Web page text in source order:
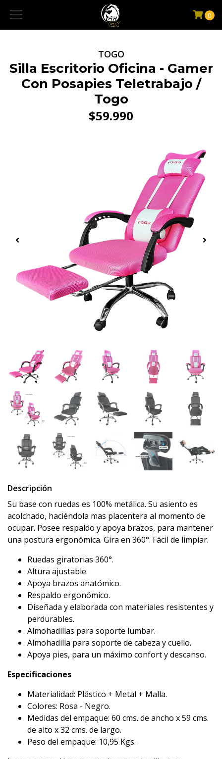
0
TOGO
Silla Escritorio Oficina - Gamer
Con Posapies Teletrabajo /
Togo
$59.990
Descripción
Su base con ruedas es 100% metálica. Su asiento es
acolchado, haciéndola mas placentera al momento de
ocupar. Posee respaldo y apoya brazos, para mantener
una postura ergonómica. Gira en 360°. Fácil de limpiar.
Ruedas giratorias 360°.
Altura ajustable.
Apoya brazos anatómico.
Respaldo ergonómico.
Diseñada y elaborada con materiales resistentes y
perdurables.
Almohadillas para soporte lumbar.
Almohadilla para soporte de cabeza y cuello.
Apoya pies, para un máximo confort y descanso.
Especificaciones
Materialidad: Plástico + Metal + Malla.
Colores: Rosa - Negro.
Medidas del empaque: 60 cms. de ancho x 59 cms.
de alto x 32 cms. de largo.
Peso del empaque: 10,95 Kgs.